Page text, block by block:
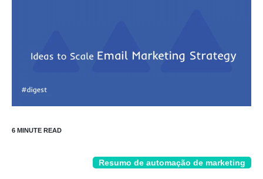
Resumo de automação de marketing